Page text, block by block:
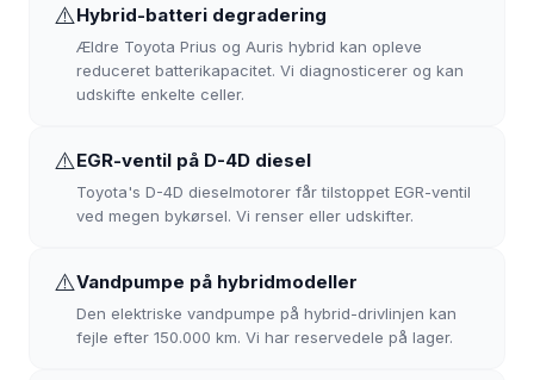
⚠️Hybrid-batteri degradering
Ældre Toyota Prius og Auris hybrid kan opleve
reduceret batterikapacitet. Vi diagnosticerer og kan
udskifte enkelte celler.
⚠️EGR-ventil på D-4D diesel
Toyota's D-4D dieselmotorer får tilstoppet EGR-ventil
ved megen bykørsel. Vi renser eller udskifter.
⚠️Vandpumpe på hybridmodeller
Den elektriske vandpumpe på hybrid-drivlinjen kan
fejle efter 150.000 km. Vi har reservedele på lager.